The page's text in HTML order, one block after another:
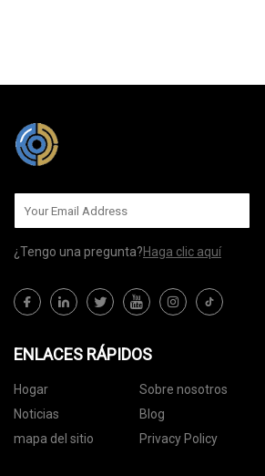
¿Tengo una pregunta?Haga clic aquí
ENLACES RÁPIDOS
Hogar Sobre nosotros
Noticias
Blog
mapa del sitio
Privacy Policy